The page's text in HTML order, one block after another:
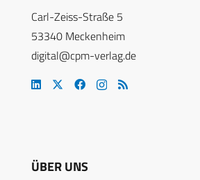
Carl-Zeiss-Straße 5
53340 Meckenheim
digital@cpm-verlag.de
ÜBER UNS